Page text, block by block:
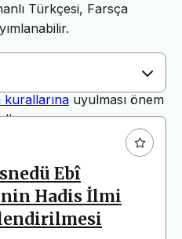
Türkçesi, Farsça
hızlı ve sağlıklı
kurallarına uyulması önem
uymayan
alınmadan iade
yüklemeden
uygun olarak
130 Gün)
Ebî
Hadis İlmi